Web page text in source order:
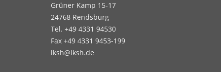
Grüner Kamp 15-17
24768 Rendsburg
Tel. +49 4331 94530
Fax +49 4331 9453-199
lksh@lksh.de